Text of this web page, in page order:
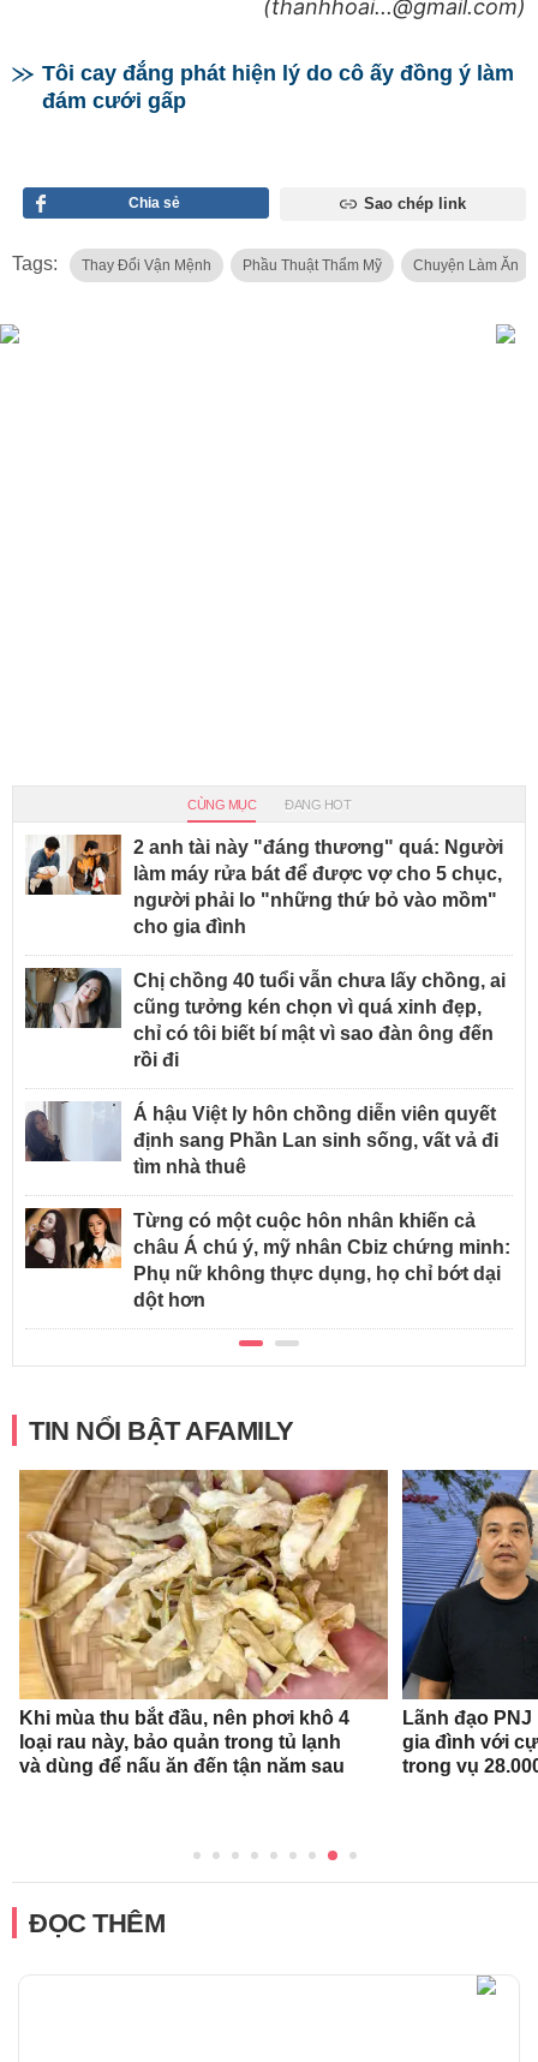
(thanhhoai...@gmail.com)
Tôi cay đắng phát hiện lý do cô ấy đồng ý làm
đám cưới gấp
Chia sẻ Sao chép link
Tags: Thay Đổi Vận Mệnh Phầu Thuật Thẩm Mỹ Chuyện Làm Ăn
CÙNG MỤC ĐANG HOT
2 anh tài này "đáng thương" quá: Người
làm máy rửa bát để được vợ cho 5 chục,
người phải lo "những thứ bỏ vào mồm"
cho gia đình
Chị chồng 40 tuổi vẫn chưa lấy chồng, ai
cũng tưởng kén chọn vì quá xinh đẹp,
chỉ có tôi biết bí mật vì sao đàn ông đến
rồi đi
Á hậu Việt ly hôn chồng diễn viên quyết
định sang Phần Lan sinh sống, vất vả đi
tìm nhà thuê
Từng có một cuộc hôn nhân khiến cả
châu Á chú ý, mỹ nhân Cbiz chứng minh:
Phụ nữ không thực dụng, họ chỉ bớt dại
dột hơn
TIN NỔI BẬT AFAMILY
Khi mùa thu bắt đầu, nên phơi khô 4
loại rau này, bảo quản trong tủ lạnh
và dùng để nấu ăn đến tận năm sau
Lãnh đạo
gia đình với
trong vụ
ĐỌC THÊM